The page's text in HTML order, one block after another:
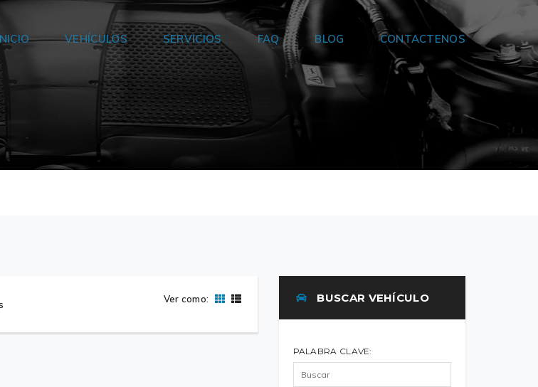
VEHÍCULOS SERVICIOS FAQ BLOG CONTACTENOS
Ver como: BUSCAR VEHÍCULO
PALABRA CLAVE: